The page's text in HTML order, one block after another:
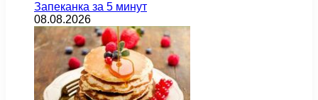
Запеканка за 5 минут
08.08.2026